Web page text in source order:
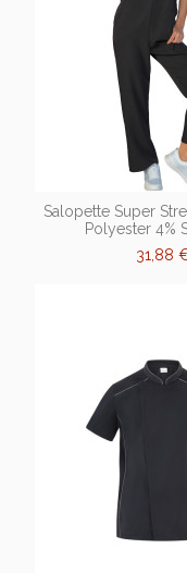
Salopette Super
Polyester 4%
31,88